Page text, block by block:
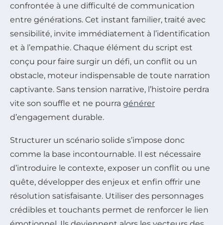
confrontée à une difficulté de communication
entre générations. Cet instant familier, traité avec
sensibilité, invite immédiatement à l’identification
et à l’empathie. Chaque élément du script est
conçu pour faire surgir un défi, un conflit ou un
obstacle, moteur indispensable de toute narration
captivante. Sans tension narrative, l’histoire perdra
vite son souffle et ne pourra générer
d’engagement durable.
Structurer un scénario solide s’impose donc
comme la base incontournable. Il est nécessaire
d’introduire le contexte, exposer un conflit ou une
quête, développer des enjeux et enfin offrir une
résolution satisfaisante. Utiliser des personnages
crédibles et touchants permet de renforcer le lien